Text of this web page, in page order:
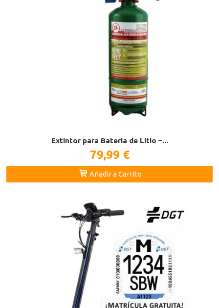
Extintor para Bateria de Litio –...
79,99 €
Añadir a Carrito